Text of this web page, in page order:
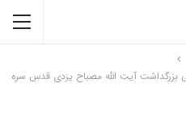
آیت الله مصباح یزدی قدس سره